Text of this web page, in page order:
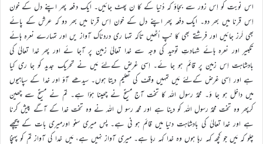
اس نوبت کو اِس زور سے بجاؤ کہ دُنیا کے کا ن پھٹ جائیں۔ ایک دفعہ پھر اپنے دل کے خون
اِس قرنا میں بھر دو۔ ایک دفعہ پھر اپنے دل کے خون اِس قرنا میں بھر دو کہ عرش کے پائے
بھی لَرز جائیں اور فرشتے بھی کا نپ اُٹھیں تاکہ تمہا ری دردناک آواز یں اور تمہارے نعرہ ہائے
تکبیر اور نعرہ ہائے شہادتِ توحید کی وجہ سے خدا تعالیٰ زمین پر آجا ئے اور پھر خدا تعالیٰ کی
بادشاہت اِس زمین پر قائم ہو جا ئے۔ اِسی غرض کےلئے مَیں نے تحریک جدید کو جا ری کیا
ہے اور اِسی غرض کےلئے مَیں تمہیں وقف کی تعلیم دیتا ہوں۔ سیدھے آؤ اور خدا کے سپاہیوں
میں داخل ہو جا ؤ۔ محمدؐ رسول اللہ کا تخت آج مسیحؑ نے چھینا ہؤا ہے۔ تم نے مسیحؑ سے چھین
کرپھر وہ تخت محمدؐ رسول اللہ کو دینا ہے اور محمد رسو ل اللہ نے وہ تخت خدا کے آگے پیش کرنا
ہے اور خدا تعالیٰ کی بادشاہت دنیا میں قائم ہو نی ہے۔ پس میری سنو اورمیری بات کے پیچھے
چلو کہ مَیں جو کچھ کہہ رہا ہوں وہ خدا کہہ رہا ہے۔ میری آواز نہیں ہے، مَیں خدا کی آواز تم کو پہنچا